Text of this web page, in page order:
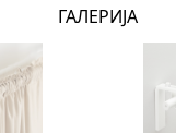
ГАЛЕРИЈА